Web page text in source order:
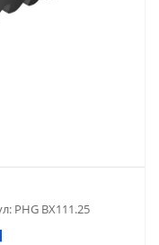
PHG BX111.25